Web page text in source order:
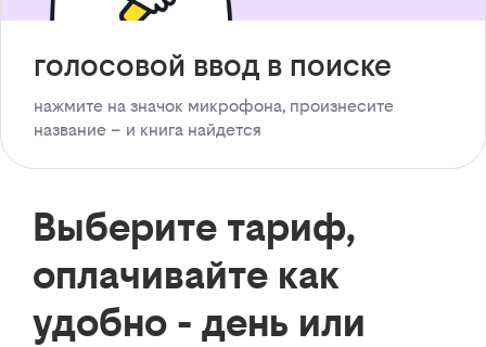
голосовой ввод в поиске
нажмите на значок микрофона, произнесите
название – и книга найдется
Выберите тариф,
оплачивайте как
удобно - день или